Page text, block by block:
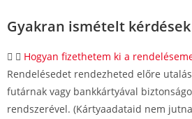
Gyakran ismételt kérdések
Hogyan fizethetem ki a
Rendelésedet rendezheted előre
futárnak vagy bankkártyával
rendszerével. (Kártyaadataid nem